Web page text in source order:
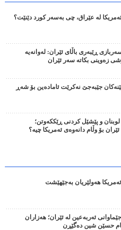
لە عێراق، چی بەسەر کورد دێنێت؟
ڕێبەری باڵای ئێران: لەوانەیە
زەوینی بکاتە سەر ئێران
جێبەجێ نەکرێت ئامادەین بۆ شەڕ
و پێشێل کردنی ڕێککەوتن؛
بۆ وڵام دانەوەی ئەمریکا چیە؟
هەولێریان بەجێهێشت
ئەربەعین لە ئێران؛ هەزاران
حسێن شین دەگێڕن